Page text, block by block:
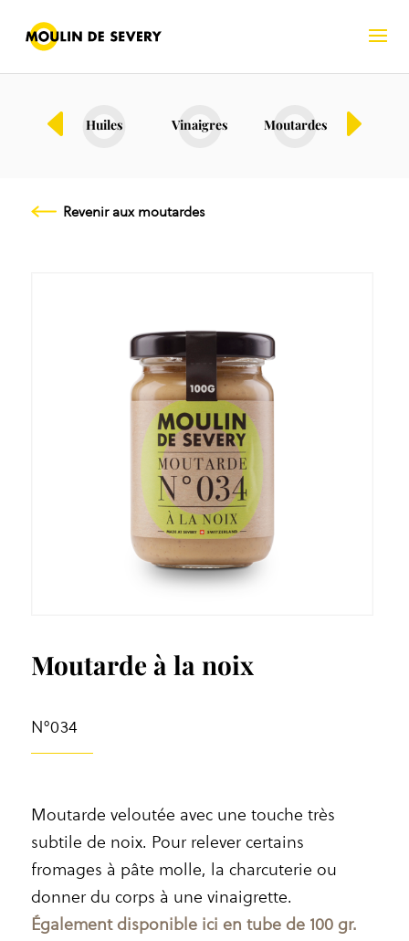
Huiles Vinaigres Moutardes Fruits
Moutarde à la noix
N°034
Moutarde veloutée avec une touche très
subtile de noix. Pour relever certains
fromages à pâte molle, la charcuterie ou
donner du corps à une vinaigrette.
Également disponible ici en tube de 100 gr.